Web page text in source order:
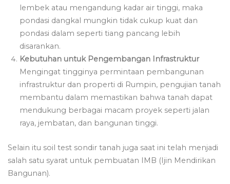
lembek atau mengandung kadar air tinggi, maka
pondasi dangkal mungkin tidak cukup kuat dan
pondasi dalam seperti tiang pancang lebih
disarankan.
Kebutuhan untuk Pengembangan Infrastruktur
Mengingat tingginya permintaan pembangunan
infrastruktur dan properti di Rumpin, pengujian tanah
membantu dalam memastikan bahwa tanah dapat
mendukung berbagai macam proyek seperti jalan
raya, jembatan, dan bangunan tinggi.
Selain itu soil test sondir tanah juga saat ini telah menjadi
salah satu syarat untuk pembuatan IMB (Ijin Mendirikan
Bangunan).